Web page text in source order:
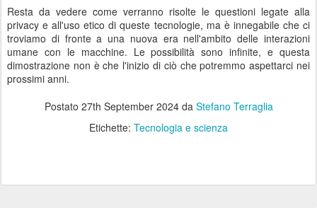
Resta da vedere come verranno risolte le questioni legate alla
privacy e all'uso etico di queste tecnologie, ma è innegabile che ci
troviamo di fronte a una nuova era nell'ambito delle interazioni
umane con le macchine. Le possibilità sono infinite, e questa
dimostrazione non è che l'inizio di ciò che potremmo aspettarci nei
prossimi anni.
Postato 27th September 2024da Stefano Terraglia
Etichette: Tecnologia e scienza